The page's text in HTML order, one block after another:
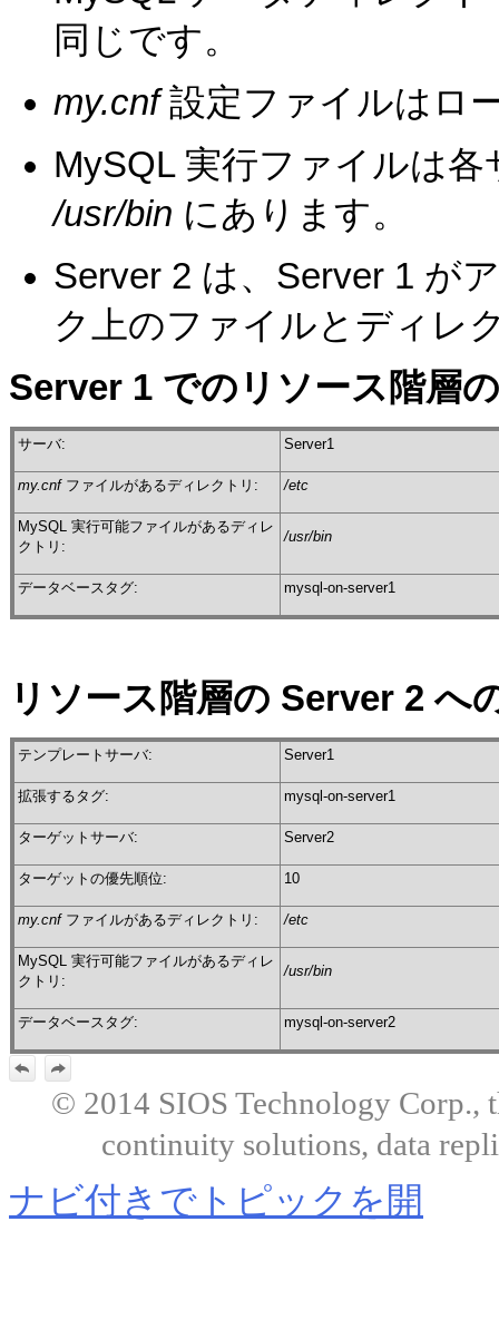
同じです。
my.cnf設定ファイルはロ
MySQL 実行ファイルは
/usr/bin にあります。
Server 2 は、Server 1 が
ク上のファイルとディレ
Server 1 でのリソース階層
サーバ: Server1
my.cnfファイルがあるディレクトリ: /etc
MySQL 実行可能ファイルがあるディレ
クトリ:
/usr/bin
データベースタグ: mysql-on-server1
リソース階層の Server 2 へ
テンプレートサーバ: Server1
拡張するタグ: mysql-on-server1
ターゲットサーバ: Server2
ターゲットの優先順位: 10
my.cnfファイルがあるディレクトリ: /etc
MySQL 実行可能ファイルがあるディレ
クトリ:
/usr/bin
データベースタグ: mysql-on-server2
© 2014 SIOS Technology Corp.,
continuity solutions, data
ナビ付きでトピックを開